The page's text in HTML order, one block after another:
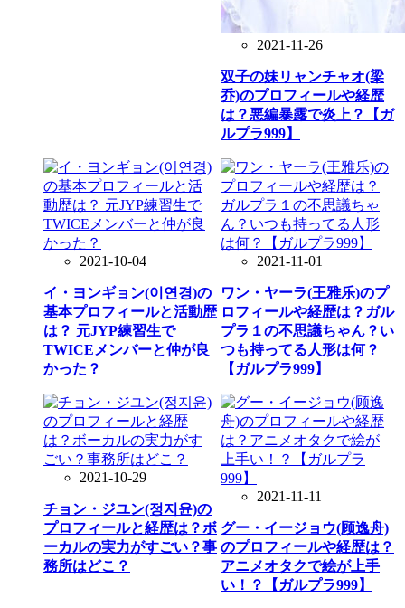
2021-11-26
双子の妹リャンチャオ(梁
乔)のプロフィールや経歴
は？悪編暴露で炎上？【ガ
ルプラ999】
2021-10-04
イ・ヨンギョン(이연경)の
基本プロフィールと活動歴
は？ 元JYP練習生で
TWICEメンバーと仲が良
かった？
2021-11-01
ワン・ヤーラ(王雅乐)のプ
ロフィールや経歴は？ガル
プラ１の不思議ちゃん？い
つも持ってる人形は何？
【ガルプラ999】
2021-10-29
チョン・ジユン(정지윤)の
プロフィールと経歴は？ボ
ーカルの実力がすごい？事
務所はどこ？
2021-11-11
グー・イージョウ(顾逸舟)
のプロフィールや経歴は？
アニメオタクで絵が上手
い！？【ガルプラ999】